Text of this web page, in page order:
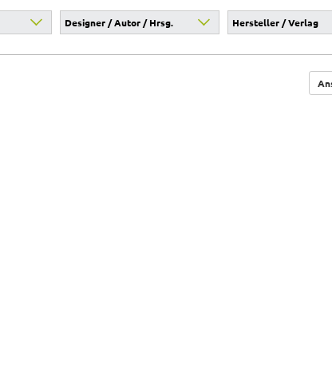
Designer / Autor / Hrsg. Hersteller / Verlag